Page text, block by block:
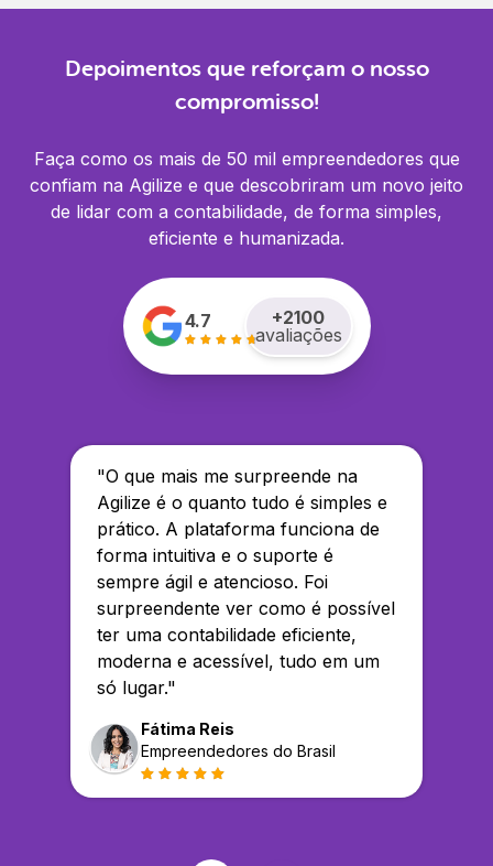
Depoimentos que reforçam o nosso
compromisso!
Faça como os mais de 50 mil empreendedores que
confiam na Agilize e que descobriram um novo jeito
de lidar com a contabilidade, de forma simples,
eficiente e humanizada.
4.7 +2100
avaliações
"O que mais me surpreende na
Agilize é o quanto tudo é simples e
prático. A plataforma funciona de
forma intuitiva e o suporte é
sempre ágil e atencioso. Foi
surpreendente ver como é possível
ter uma contabilidade eficiente,
moderna e acessível, tudo em um
só lugar."
Fátima Reis
Empreendedores do Brasil